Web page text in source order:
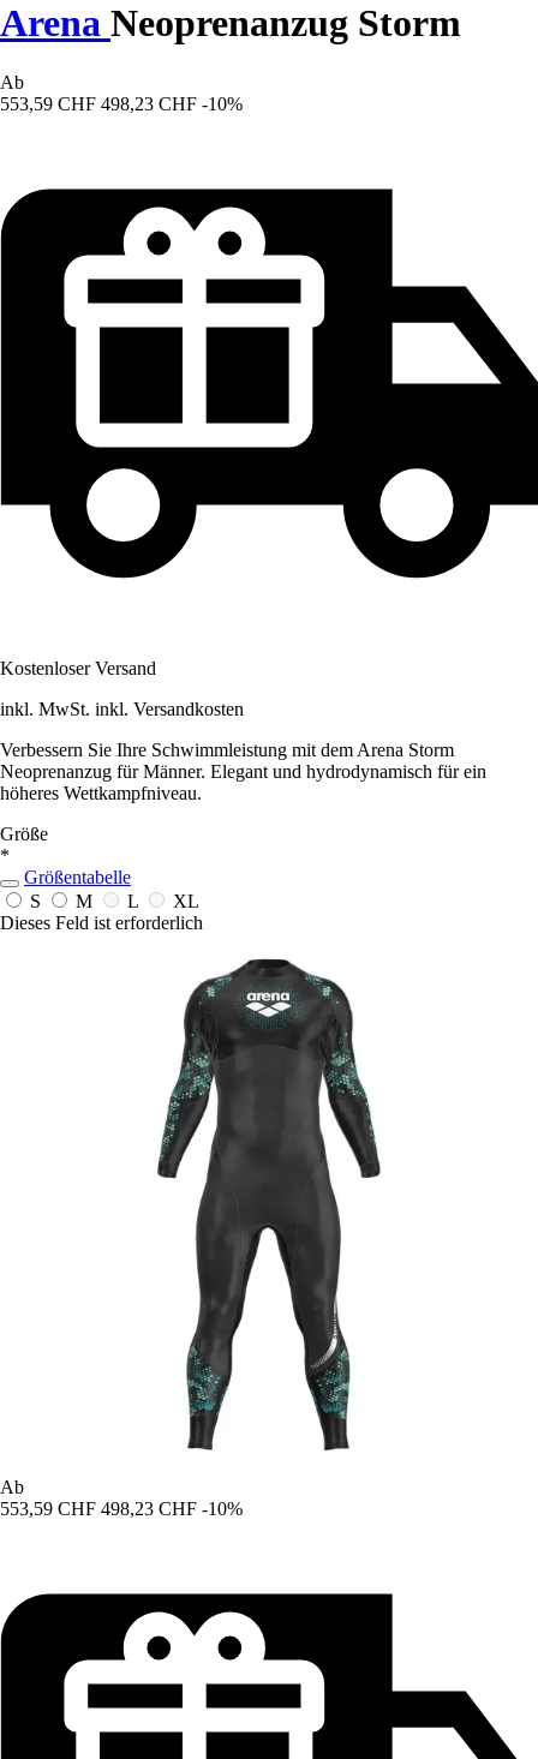
Arena Neoprenanzug Storm
Ab
553,59 CHF 498,23 CHF -10%
Kostenloser Versand
inkl. MwSt. inkl. Versandkosten
Verbessern Sie Ihre Schwimmleistung mit dem Arena Storm
Neoprenanzug für Männer. Elegant und hydrodynamisch für ein
höheres Wettkampfniveau.
Größe
*
Größentabelle
S
M L
XL
Dieses Feld ist erforderlich
Ab
553,59 CHF 498,23 CHF -10%